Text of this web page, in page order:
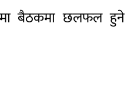
बैठकमा छलफल हुने